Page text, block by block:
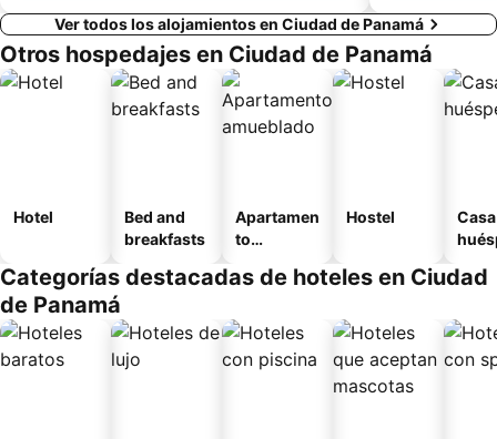
Ver todos los alojamientos en Ciudad de Panamá
Otros hospedajes en Ciudad de Panamá
Hotel
Bed and
breakfasts
Apartamen
to
o
Hostel
Categorías destacadas de hoteles en Ciudad
de Panamá